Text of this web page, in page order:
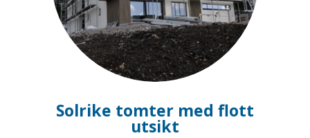
Solrike tomter med flott
utsikt